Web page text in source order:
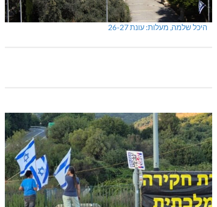
היכל שלמה, מעלות: עונת 26-27